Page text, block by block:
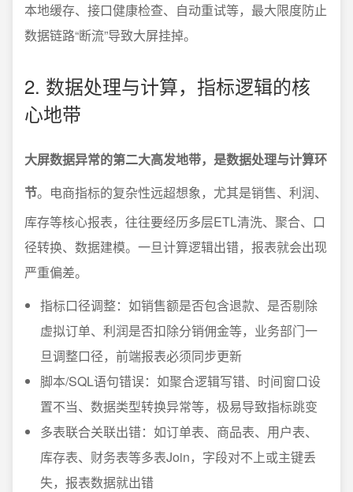
本地缓存、接口健康检查、自动重试等，最大限度防止
数据链路“断流”导致大屏挂掉。
2. 数据处理与计算，指标逻辑的核
心地带
大屏数据异常的第二大高发地带，是数据处理与计算环
节。电商指标的复杂性远超想象，尤其是销售、利润、
库存等核心报表，往往要经历多层ETL清洗、聚合、口
径转换、数据建模。一旦计算逻辑出错，报表就会出现
严重偏差。
指标口径调整：如销售额是否包含退款、是否剔除
虚拟订单、利润是否扣除分销佣金等，业务部门一
旦调整口径，前端报表必须同步更新
脚本/SQL语句错误：如聚合逻辑写错、时间窗口设
置不当、数据类型转换异常等，极易导致指标跳变
多表联合关联出错：如订单表、商品表、用户表、
库存表、财务表等多表Join，字段对不上或主键丢
失，报表数据就出错